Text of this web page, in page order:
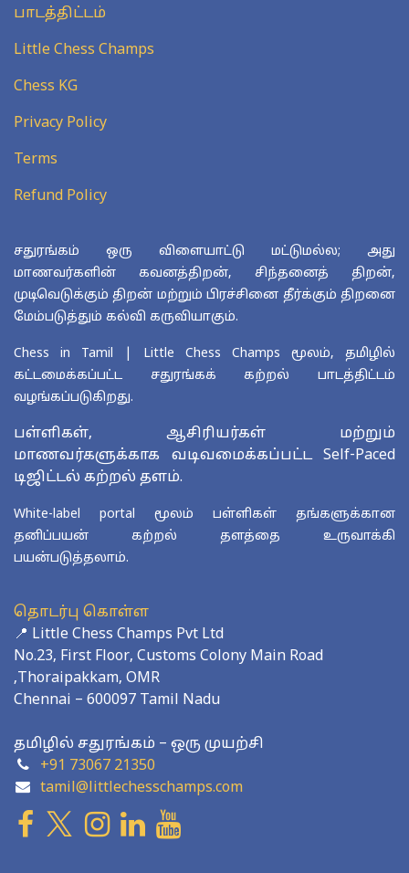
தொடர்பு கொள்ள
📍 Little Chess Champs Pvt Ltd
No.23, First Floor, Customs Colony Main Road
,Thoraipakkam, OMR
Chennai – 600097 Tamil Nadu
தமிழில் சதுரங்கம் – ஒரு முயற்சி
+91 73067 21350
tamil@littlechesschamps.com
பாடத்திட்டம்
Little Chess Champs
Chess KG
Privacy Policy
Terms
Refund Policy
சதுரங்கம் ஒரு விளையாட்டு மட்டுமல்ல; அது
மாணவர்களின் கவனத்திறன், சிந்தனைத் திறன்,
முடிவெடுக்கும் திறன் மற்றும் பிரச்சினை தீர்க்கும் திறனை
மேம்படுத்தும் கல்வி கருவியாகும்.
Chess in Tamil | Little Chess Champs மூலம், தமிழில்
கட்டமைக்கப்பட்ட சதுரங்கக் கற்றல் பாடத்திட்டம்
வழங்கப்படுகிறது.
பள்ளிகள், ஆசிரியர்கள் மற்றும்
மாணவர்களுக்காக வடிவமைக்கப்பட்ட Self-Paced
டிஜிட்டல் கற்றல் தளம்.
White-label portal மூலம் பள்ளிகள் தங்களுக்கான
தனிப்பயன் கற்றல் தளத்தை உருவாக்கி
பயன்படுத்தலாம்.